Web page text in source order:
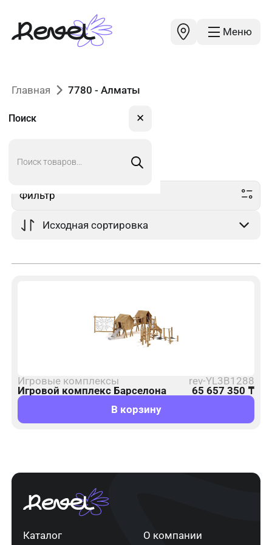
Меню
Поиск ✕
Главная 7780 - Алматы
в Алматы
Фильтр
Игровые комплексы
rev-YL3B1288
Игровой комплекс Барселона
65 657 350 ₸
В корзину
Каталог О компании